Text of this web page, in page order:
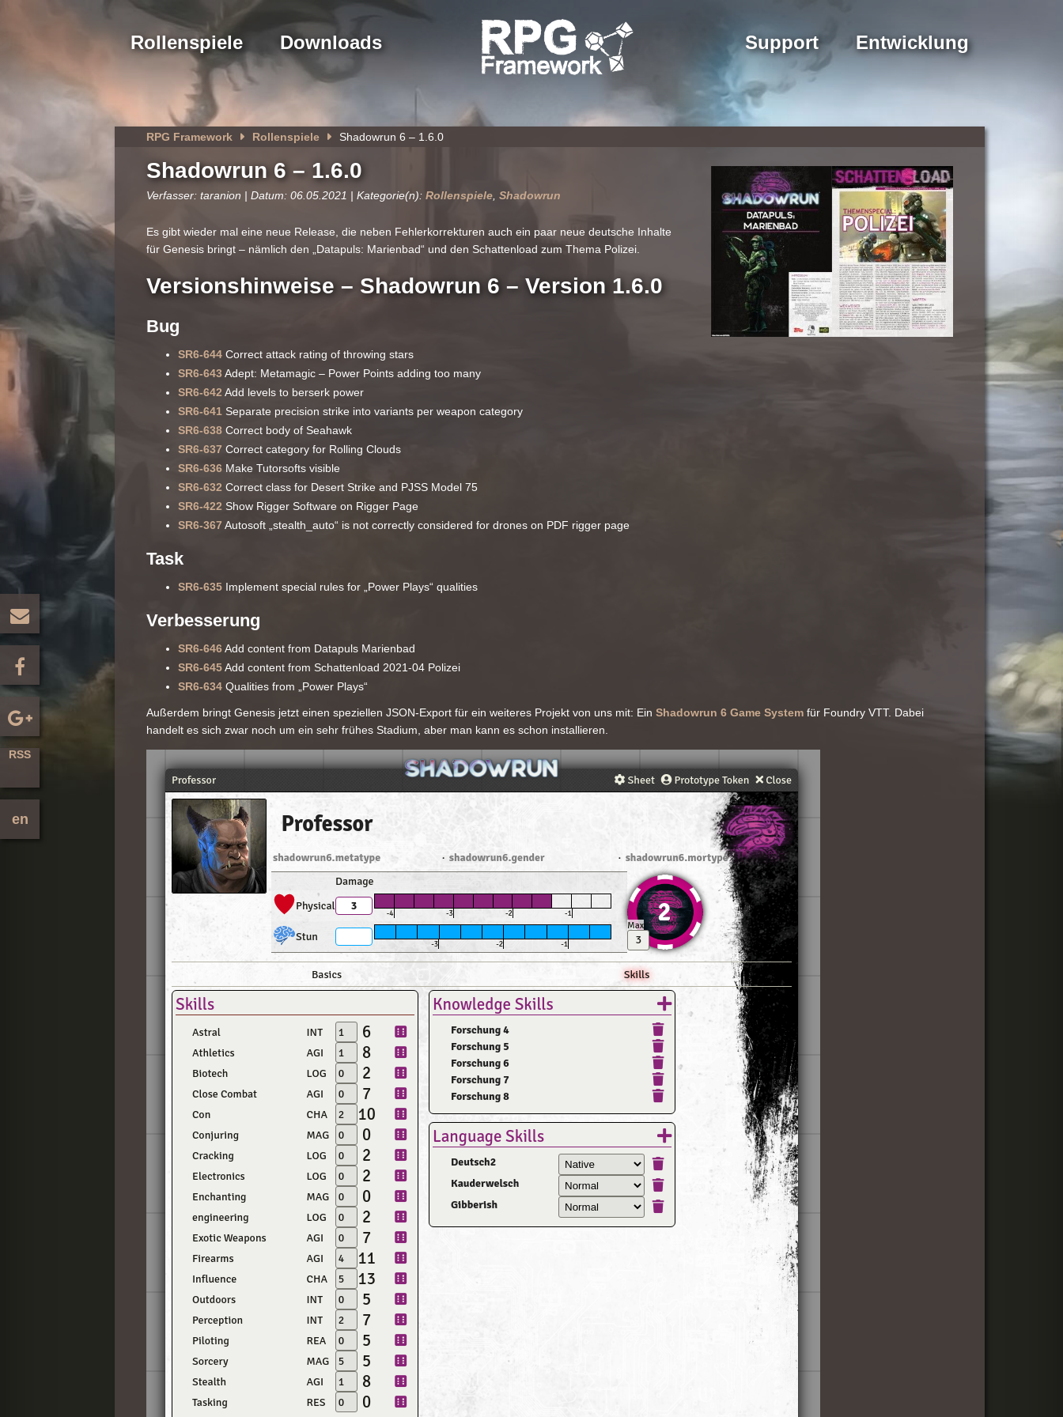
Rollenspiele Downloads Support Entwicklung
RPG Framework Rollenspiele Shadowrun 6 – 1.6.0
Shadowrun 6 – 1.6.0
Verfasser: taranion | Datum: 06.05.2021 | Kategorie(n): Rollenspiele, Shadowrun
Es gibt wieder mal eine neue Release, die neben Fehlerkorrekturen auch ein paar neue deutsche Inhalte
für Genesis bringt – nämlich den „Datapuls: Marienbad“ und den Schattenload zum Thema Polizei.
Versionshinweise – Shadowrun 6 – Version 1.6.0
Bug
SR6-644Correct attack rating of throwing stars
SR6-643Adept: Metamagic – Power Points adding too many
SR6-642 Add levels to berserk power
SR6-641 Separate precision strike into variants per weapon category
SR6-638Correct body of Seahawk
SR6-637Correct category for Rolling Clouds
SR6-636Make Tutorsofts visible
SR6-632 Correct class for Desert Strike and PJSS Model 75
SR6-422 Show Rigger Software on Rigger Page
SR6-367 Autosoft „stealth_auto“ is not correctly considered for drones on PDF rigger page
Task
SR6-635Implement special rules for „Power Plays“ qualities
Verbesserung
SR6-646Add content from Datapuls Marienbad
SR6-645Add content from Schattenload 2021-04 Polizei
SR6-634Qualities from „Power Plays“
Außerdem bringt Genesis jetzt einen speziellen JSON-Export für ein weiteres Projekt von uns mit: Ein Shadowrun 6 Game Systemfür Foundry VTT. Dabei
handelt es sich zwar noch um ein sehr frühes Stadium, aber man kann es schon installieren.
RSS
en